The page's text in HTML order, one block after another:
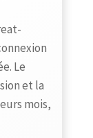
Le
et la
mois,